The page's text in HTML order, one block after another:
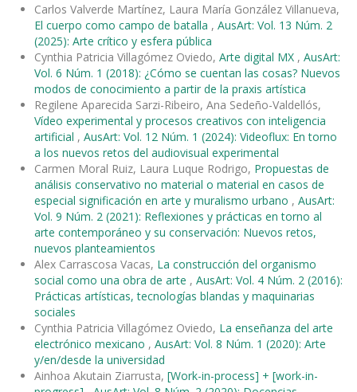
Carlos Valverde Martínez, Laura María González Villanueva,
El cuerpo como campo de batalla , AusArt: Vol. 13 Núm. 2
(2025): Arte crítico y esfera pública
Cynthia Patricia Villagómez Oviedo, Arte digital MX , AusArt:
Vol. 6 Núm. 1 (2018): ¿Cómo se cuentan las cosas? Nuevos
modos de conocimiento a partir de la praxis artística
Regilene Aparecida Sarzi-Ribeiro, Ana Sedeño-Valdellós,
Vídeo experimental y procesos creativos con inteligencia
artificial , AusArt: Vol. 12 Núm. 1 (2024): Videoflux: En torno
a los nuevos retos del audiovisual experimental
Carmen Moral Ruiz, Laura Luque Rodrigo, Propuestas de
análisis conservativo no material o material en casos de
especial significación en arte y muralismo urbano , AusArt:
Vol. 9 Núm. 2 (2021): Reflexiones y prácticas en torno al
arte contemporáneo y su conservación: Nuevos retos,
nuevos planteamientos
Alex Carrascosa Vacas, La construcción del organismo
social como una obra de arte , AusArt: Vol. 4 Núm. 2 (2016):
Prácticas artísticas, tecnologías blandas y maquinarias
sociales
Cynthia Patricia Villagómez Oviedo, La enseñanza del arte
electrónico mexicano , AusArt: Vol. 8 Núm. 1 (2020): Arte
y/en/desde la universidad
Ainhoa Akutain Ziarrusta, [Work-in-process] + [work-in-